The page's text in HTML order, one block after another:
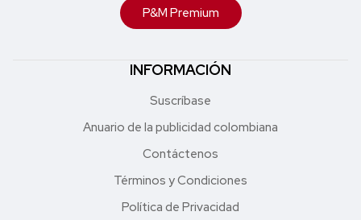
P&M Premium
INFORMACIÓN
Suscríbase
Anuario de la publicidad colombiana
Contáctenos
Términos y Condiciones
Política de Privacidad